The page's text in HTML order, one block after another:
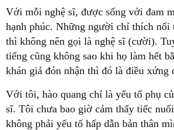
Với mỗi nghệ sĩ, được sống với đam
hạnh phúc. Những người chỉ thích nổi
thì không nên gọi là nghệ sĩ (cười).
tiếng cũng không sao khi họ làm hết
khán giả đón nhận thì đó là điều xứng
Với tôi, hào quang chỉ là yếu tố phụ
sĩ. Tôi chưa bao giờ cảm thấy tiếc
không phải yếu tố hấp dẫn bản thân